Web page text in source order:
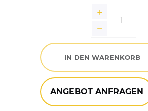
IN DEN WARENKORB
ANGEBOT ANFRAGEN